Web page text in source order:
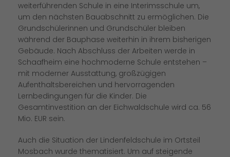
weiterführenden Schule in eine Interimsschule um,
um den nächsten Bauabschnitt zu ermöglichen. Die
Grundschülerinnen und Grundschüler bleiben
während der Bauphase weiterhin in ihrem bisherigen
Gebäude. Nach Abschluss der Arbeiten werde in
Schaafheim eine hochmoderne Schule entstehen –
mit moderner Ausstattung, großzügigen
Aufenthaltsbereichen und hervorragenden
Lernbedingungen für die Kinder. Die
Gesamtinvestition an der Eichwaldschule wird ca. 56
Mio. EUR sein.
Auch die Situation der Lindenfeldschule im Ortsteil
Mosbach wurde thematisiert. Um auf steigende